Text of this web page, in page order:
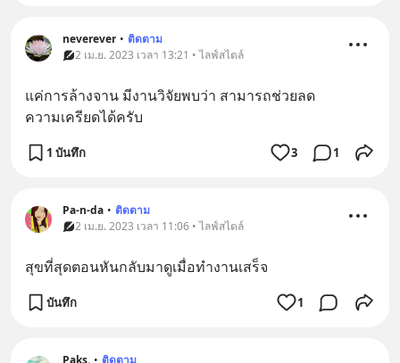
neverever • ติดตาม
2 เม.ย. 2023 เวลา 13:21 • ไลฟ์สไตล์
แค่การล้างจาน มีงานวิจัยพบว่า สามารถช่วยลด
ความเครียดได้ครับ
1 บันทึก 3 1
Pa-n-da • ติดตาม
2 เม.ย. 2023 เวลา 11:06 • ไลฟ์สไตล์
สุขที่สุดตอนหันกลับมาดูเมื่อทำงานเสร็จ
บันทึก 1
Paks. • ติดตาม